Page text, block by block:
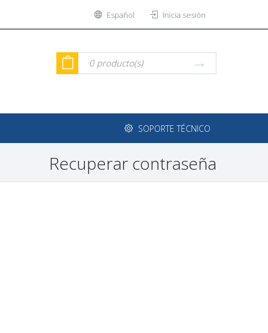
Español Inicia sesión
0 producto(s)
SOPORTE TÉCNICO
Recuperar contraseña